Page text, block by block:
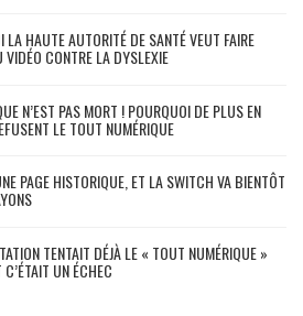
LA HAUTE AUTORITÉ DE SANTÉ VEUT FAIRE
VIDÉO CONTRE LA DYSLEXIE
N’EST PAS MORT ! POURQUOI DE PLUS EN
LE TOUT NUMÉRIQUE
PAGE HISTORIQUE, ET LA SWITCH VA BIENTÔT
TENTAIT DÉJÀ LE « TOUT NUMÉRIQUE »
UN ÉCHEC